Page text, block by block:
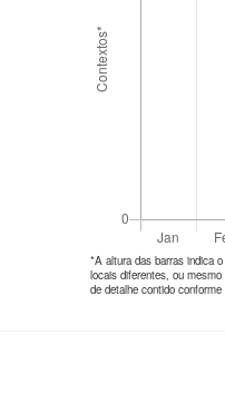
*A altura das barras indica
locais diferentes, ou
de detalhe contido